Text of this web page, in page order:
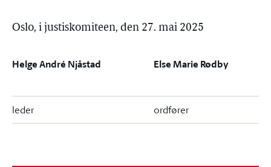
Oslo, i justiskomiteen, den 27. mai 2025
Helge André Njåstad Else Marie Rødby
leder ordfører